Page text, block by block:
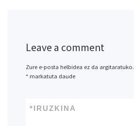
Leave a comment
Zure e-posta helbidea ez da argitaratuko.
*markatuta daude
IRUZKINA
*